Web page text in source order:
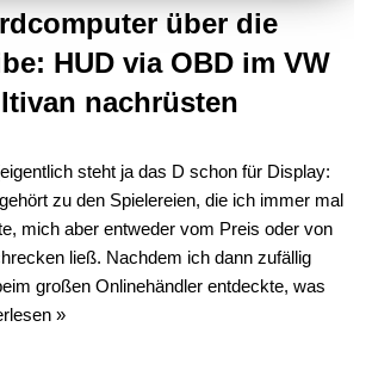
über die
HUD via OBD im VW
nachrüsten
steht ja das D schon für Display:
zu den Spielereien, die ich immer mal
mich aber entweder vom Preis oder von
ließ. Nachdem ich dann zufällig
großen Onlinehändler entdeckte, was
»